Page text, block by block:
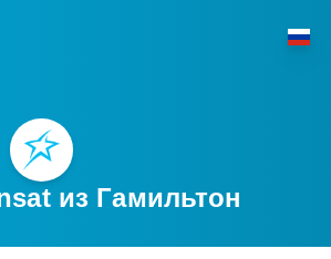
из Гамильтон